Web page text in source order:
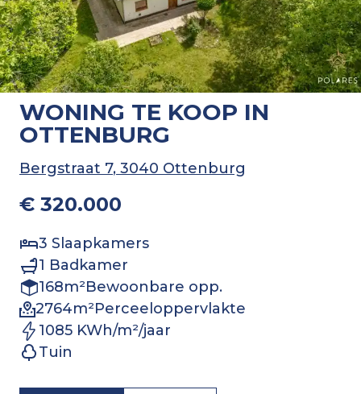
WONING TE KOOP IN
OTTENBURG
Bergstraat 7, 3040 Ottenburg
€ 320.000
3 Slaapkamers
1 Badkamer
168m²Bewoonbare opp.
2764m²Perceeloppervlakte
1085 KWh/m²/jaar
Tuin